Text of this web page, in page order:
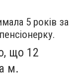
5 років за
що 12
м.